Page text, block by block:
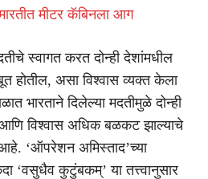
मीटर कॅबिनला आग
स्वागत करत दोन्ही देशांमधील
होतील, असा विश्वास व्यक्त केला
भारताने दिलेल्या मदतीमुळे दोन्ही
विश्वास अधिक बळकट झाल्याचे
‘ऑपरेशन अमिस्ताद’च्या
‘वसुधैव कुटुंबकम्’ या तत्त्वानुसार